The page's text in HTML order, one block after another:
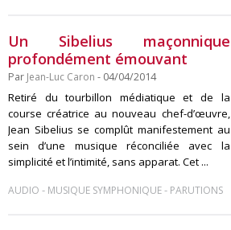
Un Sibelius maçonnique
profondément émouvant
Par Jean-Luc Caron - 04/04/2014
Retiré du tourbillon médiatique et de la
course créatrice au nouveau chef-d’œuvre,
Jean Sibelius se complût manifestement au
sein d’une musique réconciliée avec la
simplicité et l’intimité, sans apparat. Cet ...
AUDIO - MUSIQUE SYMPHONIQUE- PARUTIONS